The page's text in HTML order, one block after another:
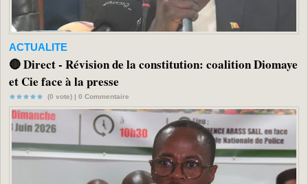
ACTUALITE
🔴 Direct - Révision de la constitution: coalition Diomaye
et Cie face à la presse
(0 vote) | 0 Commentaire